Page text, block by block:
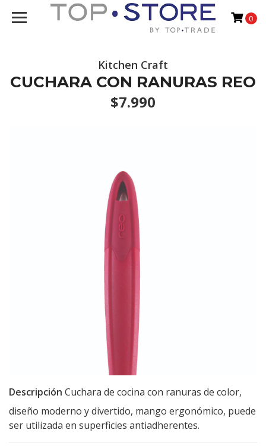
0
Kitchen Craft
CUCHARA CON RANURAS REO
$7.990
Descripción Cuchara de cocina con ranuras de color,
diseño moderno y divertido, mango ergonómico, puede
ser utilizada en superficies antiadherentes.